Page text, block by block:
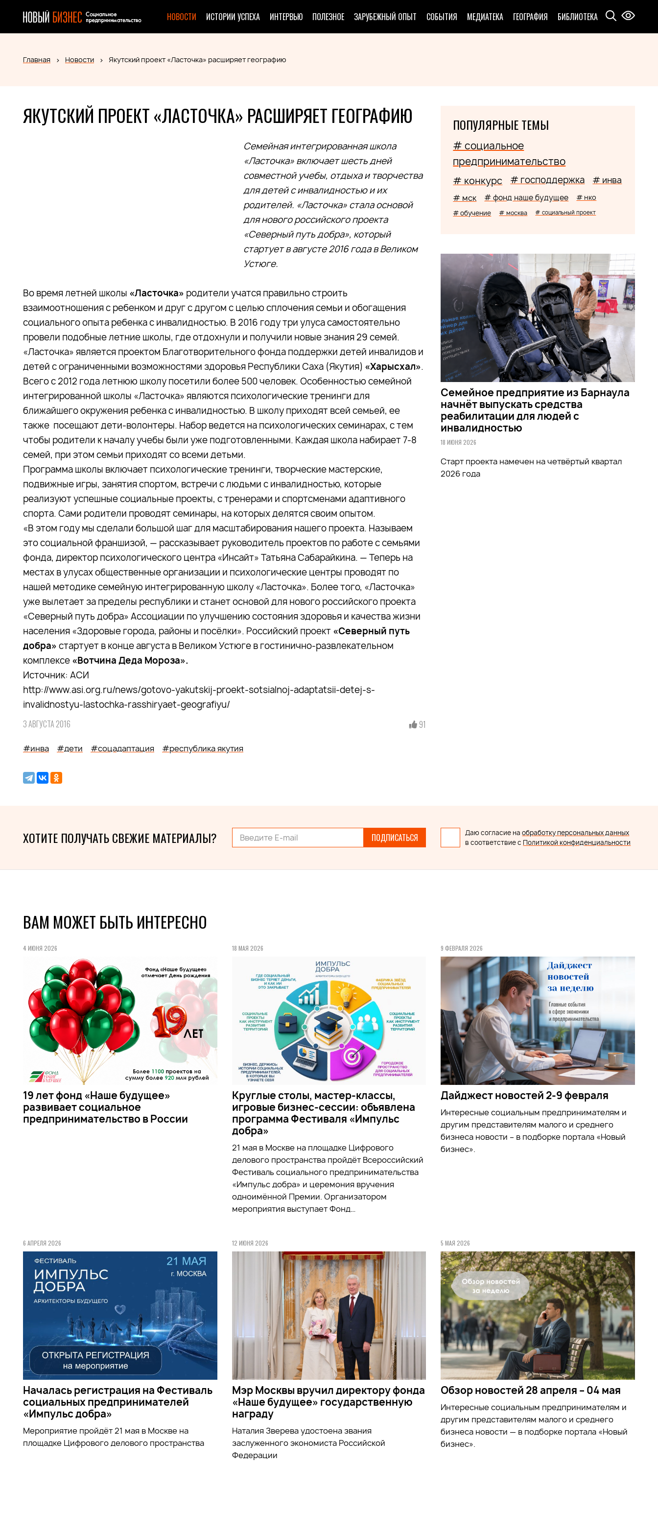
НОВОСТИ ИСТОРИИ УСПЕХА ИНТЕРВЬЮ ПОЛЕЗНОЕ ЗАРУБЕЖНЫЙ ОПЫТ СОБЫТИЯ МЕДИАТЕКА ГЕОГРАФИЯ БИБЛИОТЕКА
Главная Новости Якутский проект «Ласточка» расширяет географию
ЯКУТСКИЙ ПРОЕКТ «ЛАСТОЧКА» РАСШИРЯЕТ ГЕОГРАФИЮ
Семейная интегрированная школа
«Ласточка» включает шесть дней
совместной учебы, отдыха и творчества
для детей с инвалидностью и их
родителей. «Ласточка» стала основой
для нового российского проекта
«Северный путь добра», который
стартует в августе 2016 года в Великом
Устюге.
Во время летней школы «Ласточка» родители учатся правильно строить
взаимоотношения с ребенком и друг с другом с целью сплочения семьи и обогащения
социального опыта ребенка с инвалидностью. В 2016 году три улуса самостоятельно
провели подобные летние школы, где отдохнули и получили новые знания 29 семей.
«Ласточка» является проектом Благотворительного фонда поддержки детей инвалидов и
детей с ограниченными возможностями здоровья Республики Саха (Якутия) «Харысхал».
Всего с 2012 года летнюю школу посетили более 500 человек. Особенностью семейной
интегрированной школы «Ласточка» являются психологические тренинги для
ближайшего окружения ребенка с инвалидностью. В школу приходят всей семьей, ее
также посещают дети-волонтеры. Набор ведется на психологических семинарах, с тем
чтобы родители к началу учебы были уже подготовленными. Каждая школа набирает 7-8
семей, при этом семьи приходят со всеми детьми.
Программа школы включает психологические тренинги, творческие мастерские,
подвижные игры, занятия спортом, встречи с людьми с инвалидностью, которые
реализуют успешные социальные проекты, с тренерами и спортсменами адаптивного
спорта. Сами родители проводят семинары, на которых делятся своим опытом.
«В этом году мы сделали большой шаг для масштабирования нашего проекта. Называем
это социальной франшизой, — рассказывает руководитель проектов по работе с семьями
фонда, директор психологического центра «Инсайт» Татьяна Сабарайкина. — Теперь на
местах в улусах общественные организации и психологические центры проводят по
нашей методике семейную интегрированную школу «Ласточка». Более того, «Ласточка»
уже вылетает за пределы республики и станет основой для нового российского проекта
«Северный путь добра» Ассоциации по улучшению состояния здоровья и качества жизни
населения «Здоровые города, районы и посёлки». Российский проект «Северный путь
добра» стартует в конце августа в Великом Устюге в гостинично-развлекательном
комплексе «Вотчина Деда Мороза».
Источник: АСИ
http://www.asi.org.ru/news/gotovo-yakutskij-proekt-sotsialnoj-adaptatsii-detej-s-
invalidnostyu-lastochka-rasshiryaet-geografiyu/
3 АВГУСТА 2016 91
#инва #дети #соцадаптация #республика якутия
ПОПУЛЯРНЫЕ ТЕМЫ
# социальное
предпринимательство
# конкурс # господдержка # инва
# мск # фонд наше будущее # нко
# обучение # москва # социальный проект
Семейное предприятие из Барнаула
начнёт выпускать средства
реабилитации для людей с
инвалидностью
18 ИЮНЯ 2026
Старт проекта намечен на четвёртый квартал
2026 года
ХОТИТЕ ПОЛУЧАТЬ СВЕЖИЕ МАТЕРИАЛЫ? ПОДПИСАТЬСЯ Даю согласие наобработку персональных данных
в соответствие с Политикой конфиденциальности
ВАМ МОЖЕТ БЫТЬ ИНТЕРЕСНО
4 ИЮНЯ 2026
19 лет фонд «Наше будущее»
развивает социальное
предпринимательство в России
18 МАЯ 2026
Круглые столы, мастер-классы,
игровые бизнес-сессии: объявлена
программа Фестиваля «Импульс
добра»
21 мая в Москве на площадке Цифрового
делового пространства пройдёт Всероссийский
Фестиваль социального предпринимательства
«Импульс добра» и церемония вручения
одноимённой Премии. Организатором
мероприятия выступает Фонд…
9 ФЕВРАЛЯ 2026
Дайджест новостей 2-9 февраля
Интересные социальным предпринимателям и
другим представителям малого и среднего
бизнеса новости – в подборке портала «Новый
бизнес».
6 АПРЕЛЯ 2026
Началась регистрация на Фестиваль
социальных предпринимателей
«Импульс добра»
Мероприятие пройдёт 21 мая в Москве на
площадке Цифрового делового пространства
12 ИЮНЯ 2026
Мэр Москвы вручил директору фонда
«Наше будущее» государственную
награду
Наталия Зверева удостоена звания
заслуженного экономиста Российской
Федерации
5 МАЯ 2026
Обзор новостей 28 апреля – 04 мая
Интересные социальным предпринимателям и
другим представителям малого и среднего
бизнеса новости — в подборке портала «Новый
бизнес».